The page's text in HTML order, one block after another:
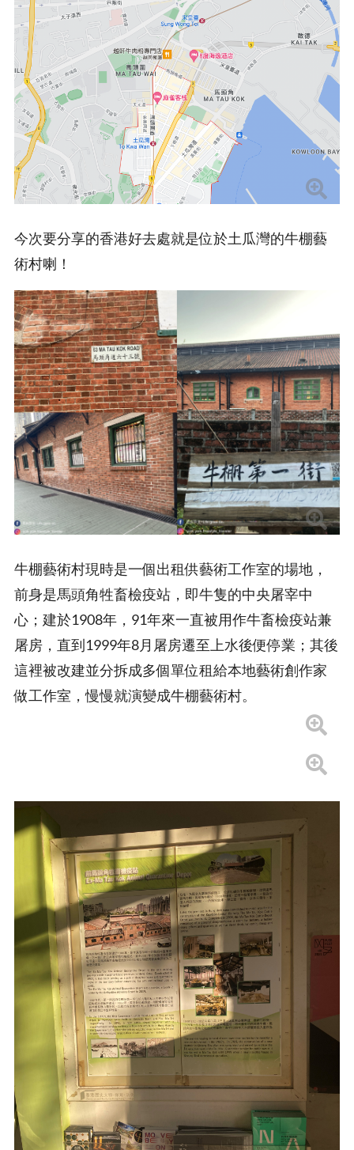
今次要分享的香港好去處就是位於土瓜灣的牛棚藝
術村喇！
牛棚藝術村現時是一個出租供藝術工作室的場地，
前身是馬頭角牲畜檢疫站，即牛隻的中央屠宰中
心；建於1908年，91年來一直被用作牛畜檢疫站兼
屠房，直到1999年8月屠房遷至上水後便停業；其後
這裡被改建並分拆成多個單位租給本地藝術創作家
做工作室，慢慢就演變成牛棚藝術村。